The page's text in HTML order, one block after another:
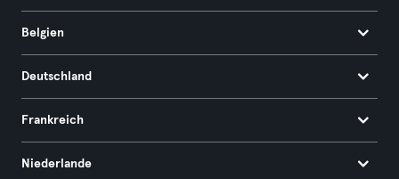
Belgien
Deutschland
Frankreich
Niederlande